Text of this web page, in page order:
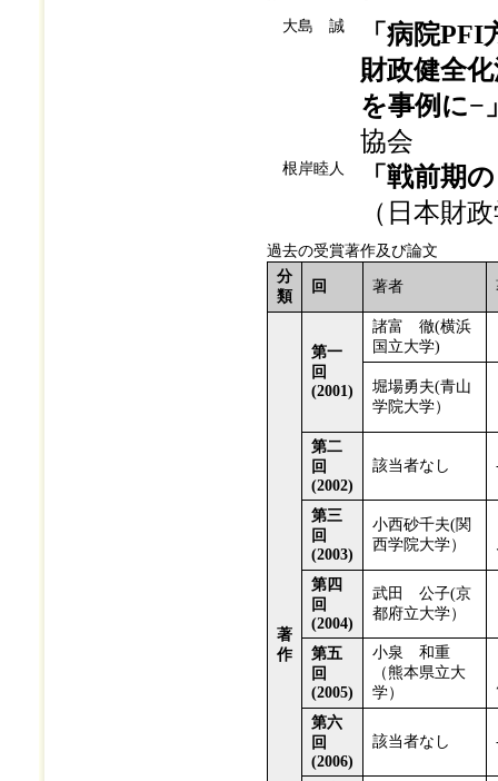
大島 誠
「病院
財政健全
を事例に−
協会
根岸睦人
「戦前期
（日本財
過去の受賞著作及び論文
分
類
回 著者
著
作
第一
回
(2001)
諸富 徹(横浜
国立大学)
堀場勇夫(青山
学院大学）
第二
回
(2002)
該当者なし
第三
回
(2003)
小西砂千夫(関
西学院大学）
第四
回
(2004)
武田 公子(京
都府立大学）
第五
回
(2005)
小泉 和重
（熊本県立大
学）
第六
回
(2006)
該当者なし